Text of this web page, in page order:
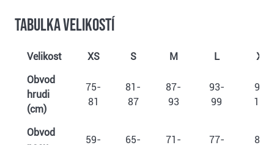
Tabulka velikostí
Velikost XS S M L
XL
Obvod
hrudi
(cm)
75-
81
81-
87
87-
93
93-
99
99-
105
Obvod
59- 65- 71- 77- 83-